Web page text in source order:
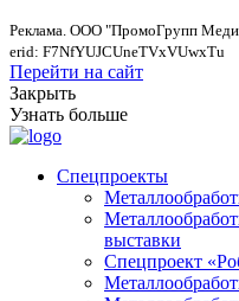
Реклама. ООО "ПромоГрупп
erid: F7NfYUJCUneTVxVUwxTu
Перейти на сайт
Закрыть
Узнать больше
Спецпроекты
выставки
Спецпроект